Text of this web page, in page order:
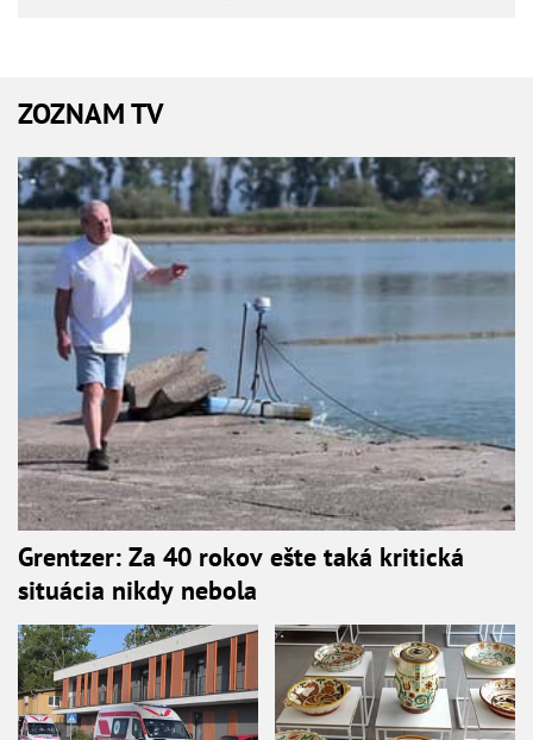
ZOZNAM TV
Grentzer: Za 40 rokov ešte taká kritická
situácia nikdy nebola